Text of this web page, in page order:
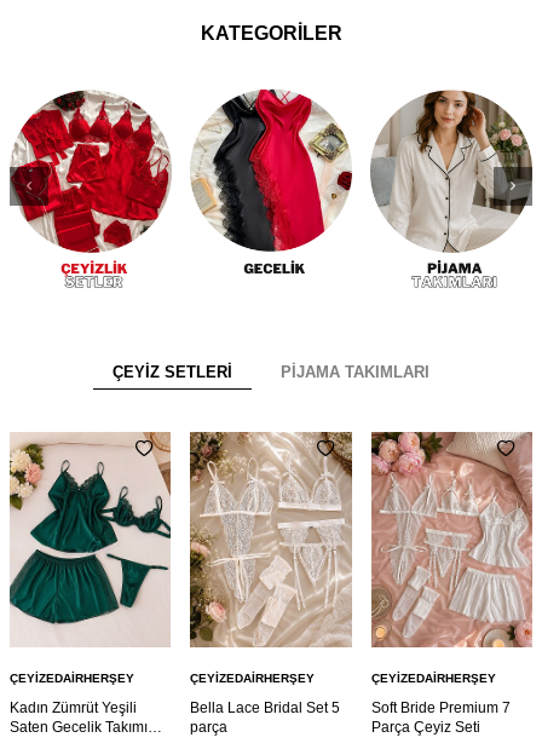
KATEGORİLER
ÇEYİZ SETLERİ PİJAMA TAKIMLARI
ÇEYIZEDAIRHERŞEY
Kadın Zümrüt Yeşili
Saten Gecelik Takımı
ÇEYIZEDAIRHERŞEY
Bella Lace Bridal Set 5
parça
ÇEYIZEDAIRHERŞEY
Soft Bride Premium 7
Parça Çeyiz Seti